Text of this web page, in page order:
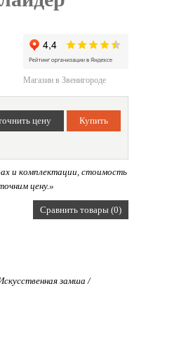
Магазин в Звенигороде
и комплектации, стоимость
цену.»
Сравнить товары (0)
замша /